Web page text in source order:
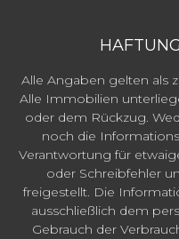
Alle Angaben gelten als
Alle Immobilien
oder dem Rückzug.
noch die
Verantwortung für
oder Schreibfehler
freigestellt. Die
ausschließlich dem
Gebrauch der